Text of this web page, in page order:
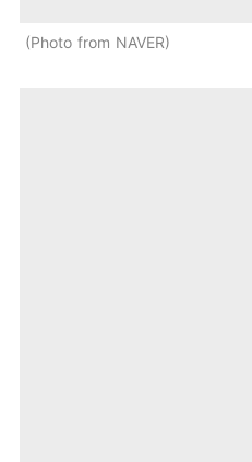
Photo from NAVER